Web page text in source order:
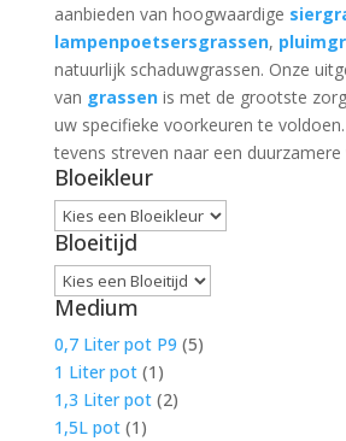
aanbieden van hoogwaardige
lampenpoetsersgrassen,
natuurlijk schaduwgrassen. Onze
van grassenis met de grootste
uw specifieke voorkeuren te
tevens streven naar een duurzamere
Bloeikleur
Bloeitijd
Medium
0,7 Liter pot P9 (5)
1 Liter pot (1)
1,3 Liter pot (2)
1,5L pot (1)